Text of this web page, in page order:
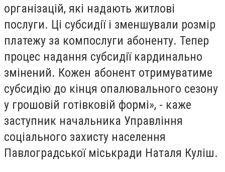
організацій, які надають житлові
послуги. Ці субсидії і зменшували розмір
платежу за компослуги абоненту. Тепер
процес надання субсидії кардинально
змінений. Кожен абонент отримуватиме
субсидію до кінця опалювального сезону
у грошовій готівковій формі», - каже
заступник начальника Управління
соціального захисту населення
Павлоградської міськради Наталя Куліш.